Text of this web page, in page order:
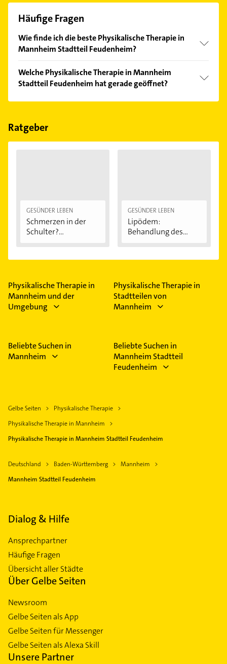
Häufige Fragen
Wie finde ich die beste Physikalische Therapie in
Mannheim Stadtteil Feudenheim?
Kundenmeinungen und profitieren Sie von den
Empfehlungen. Die Suchergebnisse können Sie sich
einfach nachBewertungensortiert anzeigen lassen.
Welche Physikalische Therapie in Mannheim
Stadtteil Feudenheim hat gerade geöffnet?
Im Anbieter-Bereich finden Sie alleÖffnungszeiten.
Feiertagen abweichen können.
Ratgeber
GESÜNDER LEBEN
Schmerzen in der
Schulter?
GESÜNDER LEBEN
Lipödem:
Behandlung des
Physikalische Therapie in
Mannheim und der
Umgebung
Physikalische Therapie in
Stadtteilen von
Mannheim
Beliebte Suchen in
Mannheim
Beliebte Suchen in
Mannheim Stadtteil
Feudenheim
Gelbe Seiten
Physikalische Therapie
Physikalische Therapie in Mannheim
Physikalische Therapie in Mannheim Stadtteil Feudenheim
Deutschland Baden-Württemberg
Mannheim
Mannheim Stadtteil Feudenheim
Dialog & Hilfe
Ansprechpartner
Häufige Fragen
Übersicht aller Städte
Über Gelbe Seiten
Newsroom
Gelbe Seiten als App
Gelbe Seiten für Messenger
Gelbe Seiten als Alexa Skill
Unsere Partner